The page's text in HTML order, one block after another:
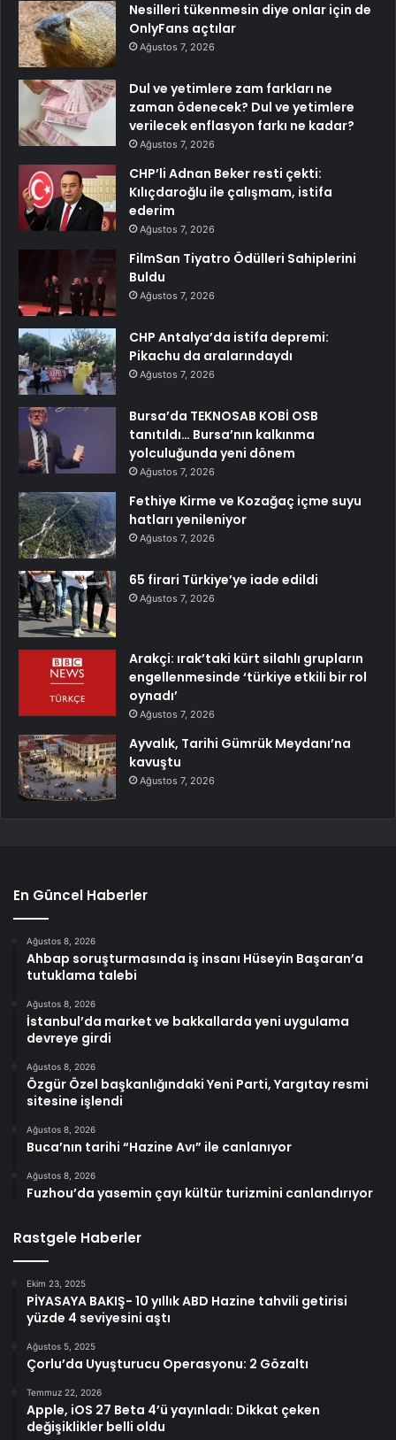
Nesilleri tükenmesin diye onlar için de
OnlyFans açtılar
Ağustos 7, 2026
Dul ve yetimlere zam farkları ne
zaman ödenecek? Dul ve yetimlere
verilecek enflasyon farkı ne kadar?
Ağustos 7, 2026
CHP’li Adnan Beker resti çekti:
Kılıçdaroğlu ile çalışmam, istifa
ederim
Ağustos 7, 2026
FilmSan Tiyatro Ödülleri Sahiplerini
Buldu
Ağustos 7, 2026
CHP Antalya’da istifa depremi:
Pikachu da aralarındaydı
Ağustos 7, 2026
Bursa’da TEKNOSAB KOBİ OSB
tanıtıldı… Bursa’nın kalkınma
yolculuğunda yeni dönem
Ağustos 7, 2026
Fethiye Kirme ve Kozağaç içme suyu
hatları yenileniyor
Ağustos 7, 2026
65 firari Türkiye’ye iade edildi
Ağustos 7, 2026
Arakçi: ırak’taki kürt silahlı grupların
engellenmesinde ‘türkiye etkili bir rol
oynadı’
Ağustos 7, 2026
Ayvalık, Tarihi Gümrük Meydanı’na
kavuştu
Ağustos 7, 2026
En Güncel Haberler
Ağustos 8, 2026
Ahbap soruşturmasında iş insanı Hüseyin Başaran’a
tutuklama talebi
Ağustos 8, 2026
İstanbul’da market ve bakkallarda yeni uygulama
devreye girdi
Ağustos 8, 2026
Özgür Özel başkanlığındaki Yeni Parti, Yargıtay resmi
sitesine işlendi
Ağustos 8, 2026
Buca’nın tarihi “Hazine Avı” ile canlanıyor
Ağustos 8, 2026
Fuzhou’da yasemin çayı kültür turizmini canlandırıyor
Rastgele Haberler
Ekim 23, 2025
PİYASAYA BAKIŞ- 10 yıllık ABD Hazine tahvili getirisi
yüzde 4 seviyesini aştı
Ağustos 5, 2025
Çorlu’da Uyuşturucu Operasyonu: 2 Gözaltı
Temmuz 22, 2026
Apple, iOS 27 Beta 4’ü yayınladı: Dikkat çeken
değişiklikler belli oldu